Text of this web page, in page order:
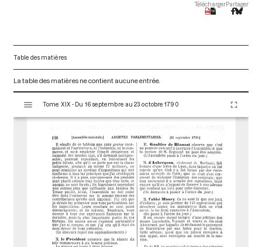
TéléchargerPartager
Table des matières
La table des matières ne contient aucune entrée.
s
Tome XIX - Du 16 septembre au 23 octobre 1790